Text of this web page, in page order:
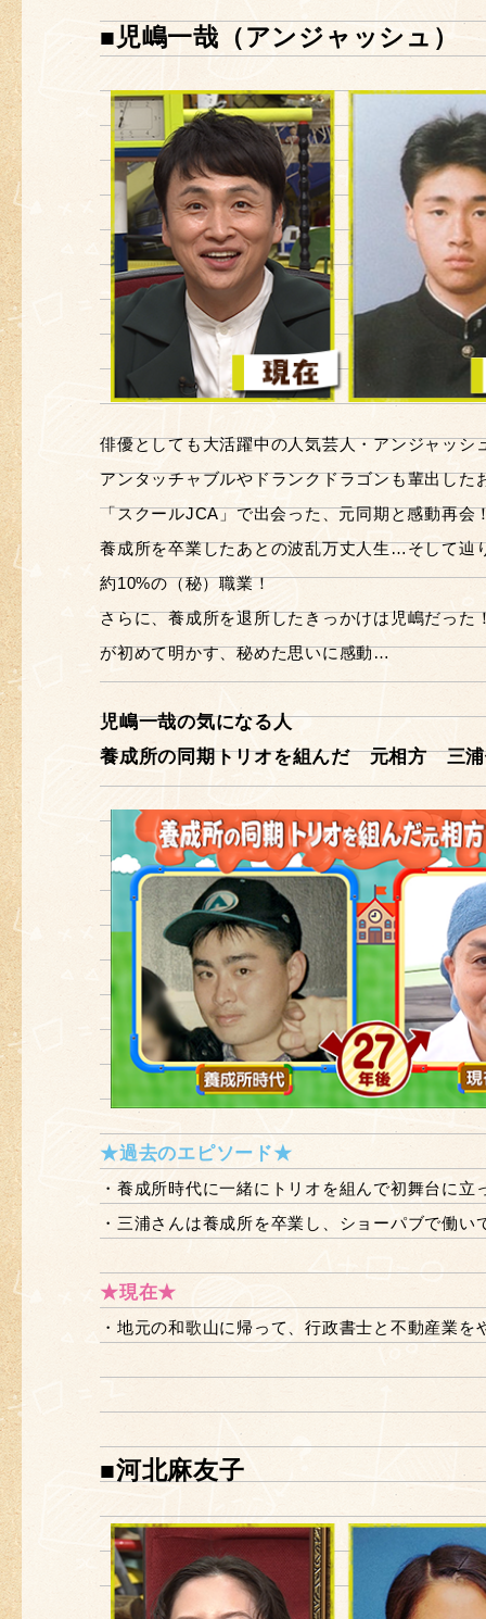
■児嶋一哉（アンジャッシュ）
俳優としても大活躍中の人気芸人・アンジャッ
アンタッチャブルやドランクドラゴンも輩出した
「スクールJCA」で出会った、元同期と感動再会
養成所を卒業したあとの波乱万丈人生…そして辿
約10%の（秘）職業！
さらに、養成所を退所したきっかけは児嶋だった
が初めて明かす、秘めた思いに感動…
児嶋一哉の気になる人
養成所の同期トリオを組んだ 元相方 三浦
★過去のエピソード★
・養成所時代に一緒にトリオを組んで初舞台に立
・三浦さんは養成所を卒業し、ショーパブで働い
★現在★
・地元の和歌山に帰って、行政書士と不動産業を
■河北麻友子